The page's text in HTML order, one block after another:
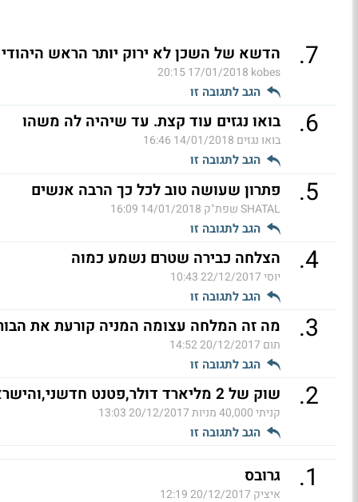
7
. הדשא של השכן לא ירוק יותר הראש
kobes
17/01/2018 20:15
הגב לתגובה זו
6
. בואו נגזים עוד קצת. עד שיהיה לה משהו
בואו נגזים 14/01/2018 16:46
הגב לתגובה זו
5
. פתרון שעושה טוב לכל כך הרבה אנשים
SHATAL שפת"ק 14/01/2018 16:09
הגב לתגובה זו
4
. הצלחה כבירה שטרם נשמע כמוה
יוסי22/12/2017 10:43
הגב לתגובה זו
3
. מה זה המלחה עצומה המניה קורעת את
תום 20/12/2017 14:52
הגב לתגובה זו
2
. שוק של 2 מליארד דולר,פטנט חדשני,והישראלים יושנים על האף (ל"ת)
קניתי 40,000 מניות 20/12/2017 13:03
הגב לתגובה זו
1
. גרובס
איציק 20/12/2017 12:19